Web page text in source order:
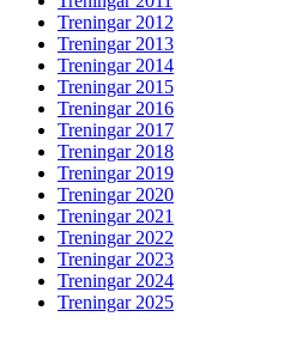
Treningar 2012
Treningar 2013
Treningar 2014
Treningar 2015
Treningar 2016
Treningar 2017
Treningar 2018
Treningar 2019
Treningar 2020
Treningar 2021
Treningar 2022
Treningar 2023
Treningar 2024
Treningar 2025